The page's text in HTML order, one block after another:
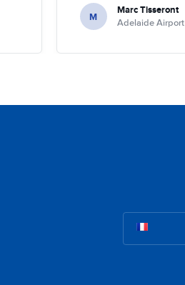
M Marc Tisseront
Adelaide Airport